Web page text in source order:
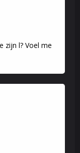
zijn l? Voel me